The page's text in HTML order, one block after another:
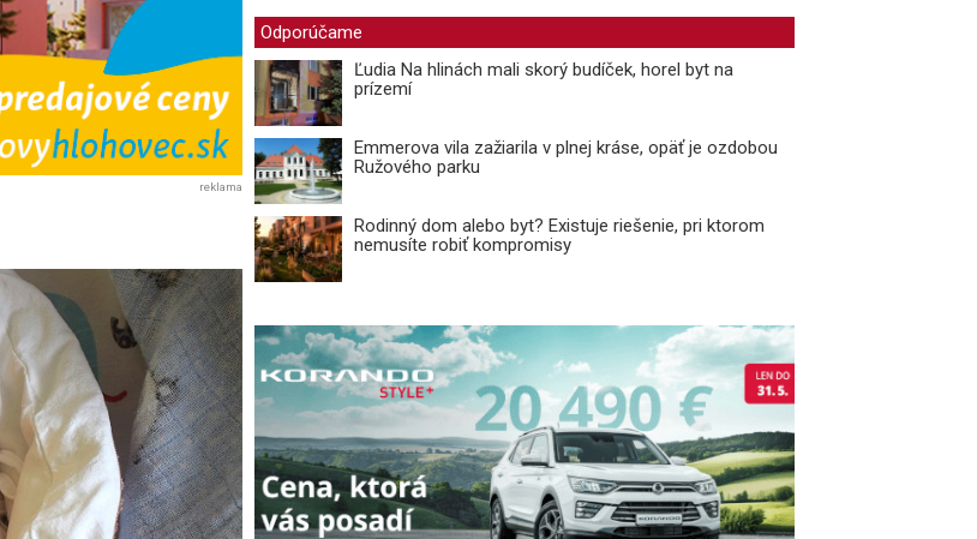
reklama
Odporúčame
Ľudia Na hlinách mali skorý budíček, horel byt na
prízemí
Emmerova vila zažiarila v plnej kráse, opäť je ozdobou
Ružového parku
Rodinný dom alebo byt? Existuje riešenie, pri ktorom
nemusíte robiť kompromisy